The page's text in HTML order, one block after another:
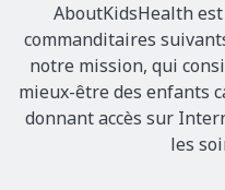
AboutKidsHealth
commanditaires
notre mission, qui
mieux-être des enfants
donnant accès sur
les